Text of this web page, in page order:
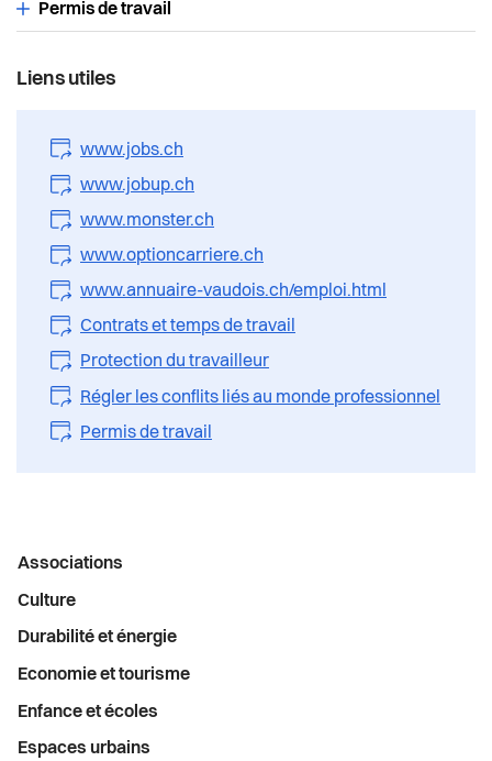
Sécurité
S’installer à Vevey
Transport et mobilité
Travail
Vie de quartier
Seniors
Permis de travail
Liens utiles
www.jobs.ch
www.jobup.ch
www.monster.ch
www.optioncarriere.ch
www.annuaire-vaudois.ch/emploi.html
Contrats et temps de travail
Protection du travailleur
Régler les conflits liés au monde professionnel
Permis de travail
Menu
latéral
Associations
Culture
Durabilité et énergie
Economie et tourisme
Enfance et écoles
Espaces urbains